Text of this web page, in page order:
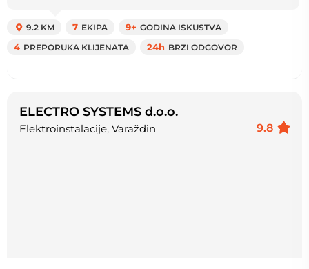
9.2 KM 7 EKIPA 9+ GODINA ISKUSTVA
4 PREPORUKA KLIJENATA 24h BRZI ODGOVOR
ELECTRO SYSTEMS d.o.o.
9.8
Elektroinstalacije, Varaždin